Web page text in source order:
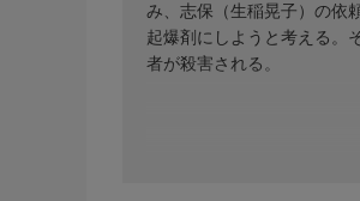
み、志保（生稲晃子）の依
起爆剤にしようと考える。
者が殺害される。